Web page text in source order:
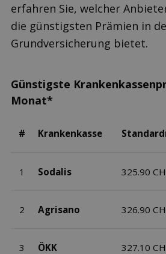
erfahren Sie, welcher
die günstigsten Prämien in
Grundversicherung bietet.
Günstigste
Monat*
# Krankenkasse
1 Sodalis 325.90
2 Agrisano 326.90
3 ÖKK 327.10